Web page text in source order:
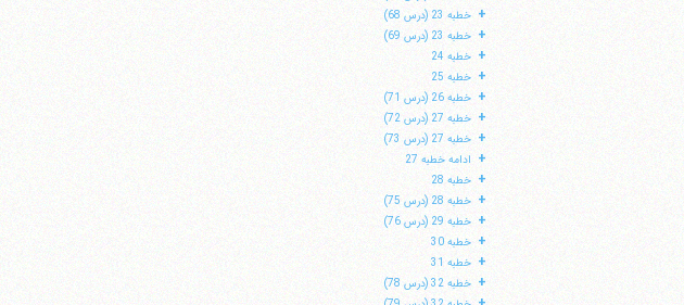
+ خطبه 23 (درس 68)
+ خطبه 23 (درس 69)
+ خطبه 24
+ خطبه 25
+ خطبه 26 (درس 71)
+ خطبه 27 (درس 72)
+ خطبه 27 (درس 73)
+ ادامه خطبه 27
+ خطبه 28
+ خطبه 28 (درس 75)
+ خطبه 29 (درس 76)
+ خطبه 30
+ خطبه 31
+ خطبه 32 (درس 78)